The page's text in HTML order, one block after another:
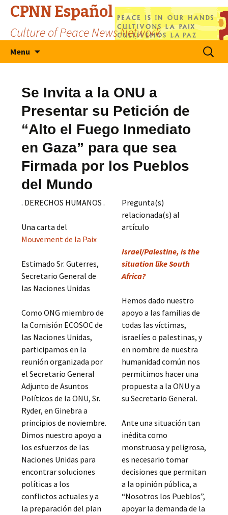
CPNN Español
Culture of Peace News Network
Menu
Search
for:
Se Invita a la ONU a
Presentar su Petición de
“Alto el Fuego Inmediato
en Gaza” para que sea
Firmada por los Pueblos
del Mundo
. DERECHOS HUMANOS .
Una carta del
Mouvement de la Paix
Estimado Sr. Guterres,
Secretario General de
las Naciones Unidas
Como ONG miembro de
la Comisión ECOSOC de
las Naciones Unidas,
participamos en la
reunión organizada por
el Secretario General
Adjunto de Asuntos
Políticos de la ONU, Sr.
Ryder, en Ginebra a
principios de noviembre.
Dimos nuestro apoyo a
los esfuerzos de las
Naciones Unidas para
encontrar soluciones
políticas a los
conflictos actuales y a
la preparación del plan
Pregunta(s)
relacionada(s) al
artículo
Israel/Palestine, is the
situation like South
Africa?
Hemos dado nuestro
apoyo a las familias de
todas las víctimas,
israelíes o palestinas, y
en nombre de nuestra
humanidad común nos
permitimos hacer una
propuesta a la ONU y a
su Secretario General.
Ante una situación tan
inédita como
monstruosa y peligrosa,
es necesario tomar
decisiones que permitan
a la opinión pública, a
“Nosotros los Pueblos”,
apoyar la demanda de la